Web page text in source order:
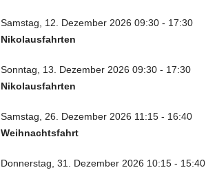
Samstag, 12. Dezember 2026 09:30 - 17:30
Nikolausfahrten
Sonntag, 13. Dezember 2026 09:30 - 17:30
Nikolausfahrten
Samstag, 26. Dezember 2026 11:15 - 16:40
Weihnachtsfahrt
Donnerstag, 31. Dezember 2026 10:15 - 15:40